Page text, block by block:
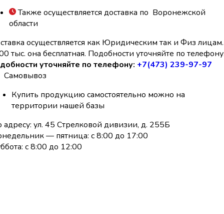
Также осуществляется доставка по Воронежской
области
осуществляется как Юридическим так и Физ
тыс. она бесплатная. Подобности уточняйте по
уточняйте по телефону: +7(473) 239-97-97
Самовывоз
Купить продукцию самостоятельно можно на
территории нашей базы
адресу: ул. 45 Стрелковой дивизии, д. 255Б
— пятница: с 8:00 до 17:00
с 8:00 до 12:00